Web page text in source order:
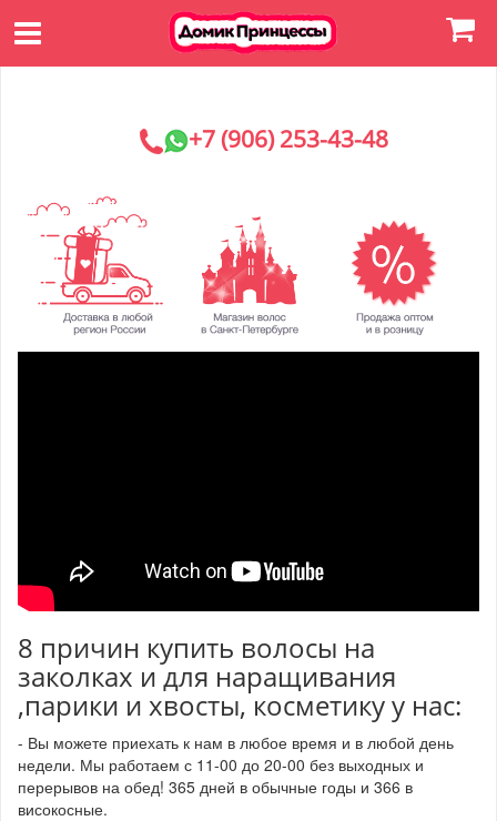
+7 (906) 253-43-48
8 причин купить волосы на
заколках и для наращивания
,парики и хвосты, косметику у нас:
- Вы можете приехать к нам в любое время и в любой день
недели. Мы работаем с 11-00 до 20-00 без выходных и
перерывов на обед! 365 дней в обычные годы и 366 в
високосные.